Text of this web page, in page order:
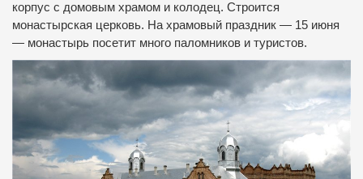
корпус с домовым храмом и колодец. Строится
монастырская церковь. На храмовый праздник — 15 июня
— монастырь посетит много паломников и туристов.